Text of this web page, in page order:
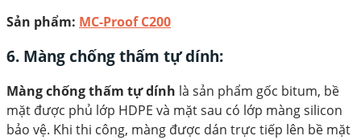
Sản phẩm: MC-Proof C200
6. Màng chống thấm tự dính:
Màng chống thấm tự dính là sản phẩm gốc bitum, bề
mặt được phủ lớp HDPE và mặt sau có lớp màng silicon
bảo vệ. Khi thi công, màng được dán trực tiếp lên bề mặt